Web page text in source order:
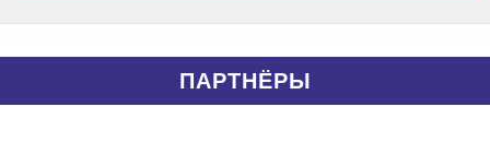
ПАРТНЁРЫ